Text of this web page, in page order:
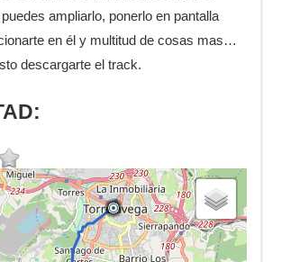
ampliarlo, ponerlo en pantalla
en él y multitud de cosas mas…
descargarte el track.